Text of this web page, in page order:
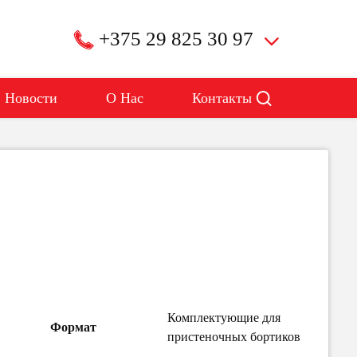
+375 29 825 30 97
Новости О Нас Контакты
Формат
Комплектующие для
пристеночных бортиков